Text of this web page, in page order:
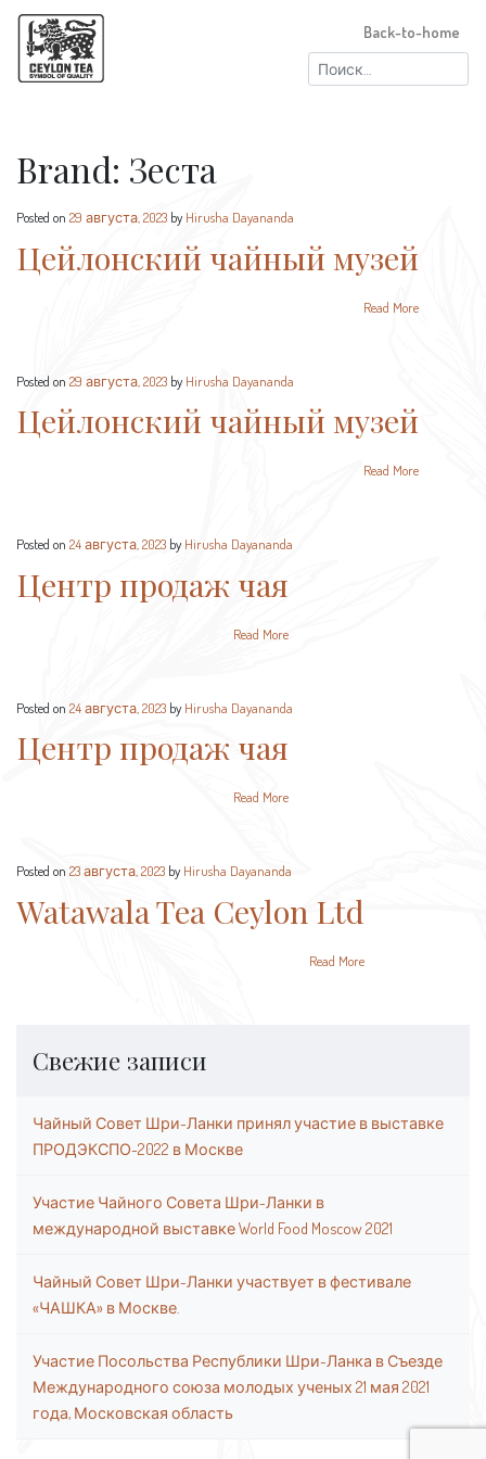
Найти:
Back-to-home
Brand: Зеста
Posted on 29 августа, 2023 by Hirusha Dayananda
Цейлонский чайный музей
Read More
Posted on 29 августа, 2023 by Hirusha Dayananda
Цейлонский чайный музей
Read More
Posted on 24 августа, 2023 by Hirusha Dayananda
Центр продаж чая
Read More
Posted on 24 августа, 2023 by Hirusha Dayananda
Центр продаж чая
Read More
Posted on 23 августа, 2023 by Hirusha Dayananda
Watawala Tea Ceylon Ltd
Read More
Свежие записи
Чайный Совет Шри-Ланки принял участие в выставке
ПРОДЭКСПО-2022 в Москве
Участие Чайного Совета Шри-Ланки в
международной выставке World Food Moscow 2021
Чайный Совет Шри-Ланки участвует в фестивале
«ЧАШКА» в Москве.
Участие Посольства Республики Шри-Ланка в Съезде
Международного союза молодых ученых 21 мая 2021
года, Московская область